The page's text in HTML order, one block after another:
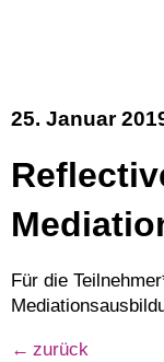
25. Januar
Für die Teilnehmer*innen der Jahres-
zurück